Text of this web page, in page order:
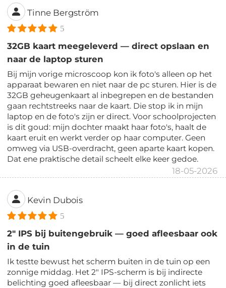
Tinne Bergström
5
32GB kaart meegeleverd — direct opslaan en
naar de laptop sturen
Bij mijn vorige microscoop kon ik foto's alleen op het
apparaat bewaren en niet naar de pc sturen. Hier is de
32GB geheugenkaart al inbegrepen en de bestanden
gaan rechtstreeks naar de kaart. Die stop ik in mijn
laptop en de foto's zijn er direct. Voor schoolprojecten
is dit goud: mijn dochter maakt haar foto's, haalt de
kaart eruit en werkt verder op haar computer. Geen
omweg via USB-overdracht, geen aparte kaart kopen.
Dat ene praktische detail scheelt elke keer gedoe.
18-05-2026
Kevin Dubois
5
2" IPS bij buitengebruik — goed afleesbaar ook
in de tuin
Ik testte bewust het scherm buiten in de tuin op een
zonnige middag. Het 2" IPS-scherm is bij indirecte
belichting goed afleesbaar — bij direct zonlicht iets